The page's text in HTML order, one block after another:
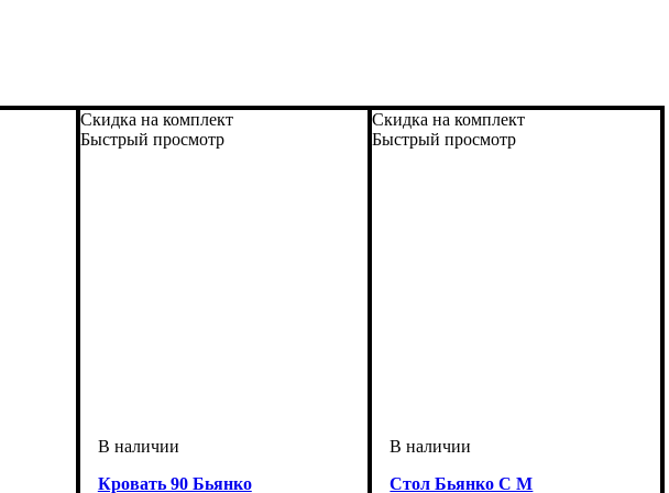
Скидка на комплект
Быстрый просмотр
Кровать 90 Бьянко
Скидка на комплект
Быстрый просмотр
Стол Бьянко С М